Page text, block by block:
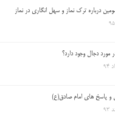
درباره ترک نماز و سهل انگاری در نماز
مورد دجال وجود دارد؟
و پاسخ های امام صادق(ع)